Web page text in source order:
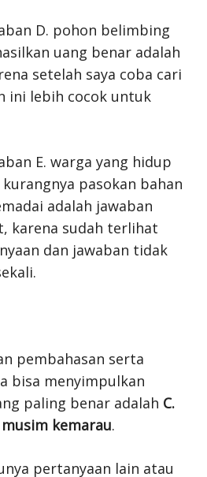
D. pohon belimbing
uang benar adalah
setelah saya coba cari
ini lebih cocok untuk
E. warga yang hidup
pasokan bahan
adalah jawaban
karena sudah terlihat
dan jawaban tidak
pembahasan serta
bisa menyimpulkan
paling benar adalah C.
kemarau.
pertanyaan lain atau